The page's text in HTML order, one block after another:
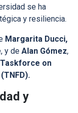
se ha
y resiliencia.
Margarita Ducci,
y de Alan Gómez,
Taskforce on
y